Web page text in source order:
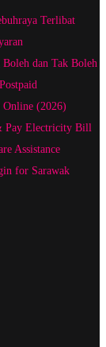
Terlibat
dan Tak Boleh
Online (2026)
Pay Electricity Bill
Assistance
for Sarawak